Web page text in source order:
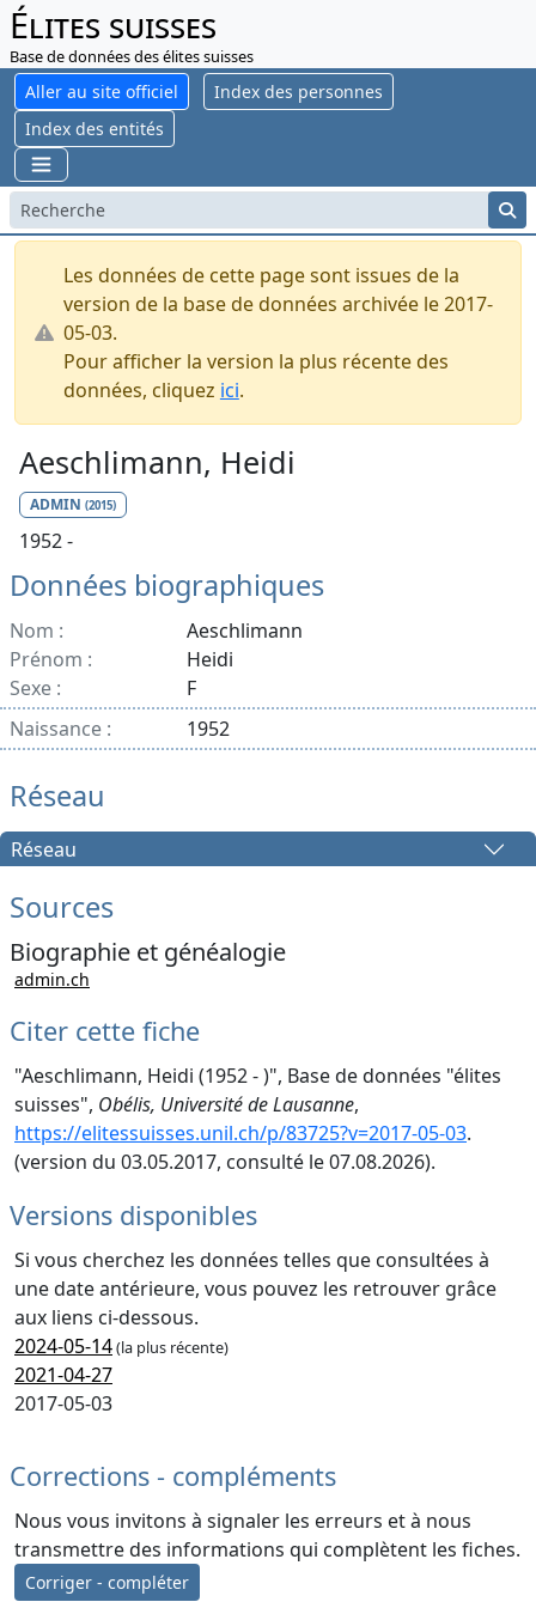
Élites suisses
Base de données des élites suisses
Aller au site officiel
Index des personnes
Index des entités
Les données de cette page sont issues de la
version de la base de données archivée le 2017-
05-03.
Pour afficher la version la plus récente des
données, cliquez ici.
Aeschlimann, Heidi
ADMIN (2015)
1952 -
Données biographiques
Nom :
Aeschlimann
Prénom :
Heidi
Sexe :
F
Naissance :
1952
Réseau
Réseau
Sources
Biographie et généalogie
admin.ch
Citer cette fiche
"Aeschlimann, Heidi (1952 - )", Base de données "élites
suisses", Obélis, Université de Lausanne,
https://elitessuisses.unil.ch/p/83725?v=2017-05-03.
(version du 03.05.2017, consulté le 07.08.2026).
Versions disponibles
Si vous cherchez les données telles que consultées à
une date antérieure, vous pouvez les retrouver grâce
aux liens ci-dessous.
2024-05-14(la plus récente)
2021-04-27
2017-05-03
Corrections - compléments
Nous vous invitons à signaler les erreurs et à nous
transmettre des informations qui complètent les fiches.
Corriger - compléter